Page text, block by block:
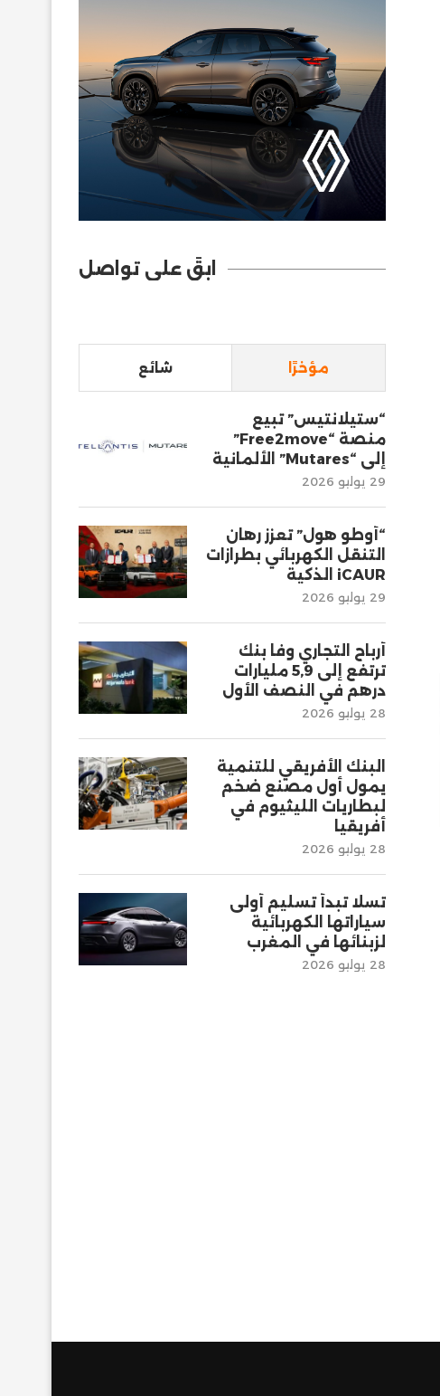
ابقَ على تواصل
مؤخرًا شائع
“ستيلانتيس” تبيع
منصة “Free2move”
إلى “Mutares” الألمانية
29 يوليو 2026
“أوطو هول” تعزز رهان
التنقل الكهربائي بطرازات
iCAUR الذكية
29 يوليو 2026
أرباح التجاري وفا بنك
ترتفع إلى 5,9 مليارات
درهم في النصف الأول
28 يوليو 2026
البنك الأفريقي للتنمية
يمول أول مصنع ضخم
لبطاريات الليثيوم في
أفريقيا
28 يوليو 2026
تسلا تبدأ تسليم أولى
سياراتها الكهربائية
لزبنائها في المغرب
28 يوليو 2026